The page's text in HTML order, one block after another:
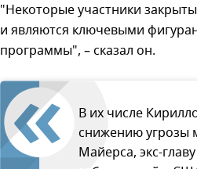
"Некоторые участники
и являются ключевыми
программы", – сказал он.
В их числе
снижению
Майерса, экс-